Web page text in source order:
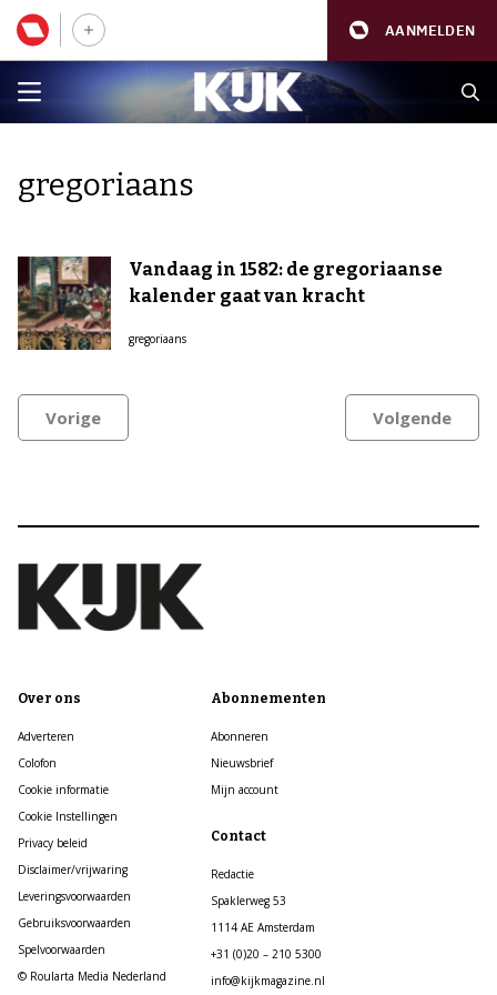
AANMELDEN
gregoriaans
Vandaag in 1582: de gregoriaanse
kalender gaat van kracht
gregoriaans
Vorige Volgende
Over ons
Adverteren
Colofon
Cookie informatie
Cookie Instellingen
Privacy beleid
Disclaimer/vrijwaring
Leveringsvoorwaarden
Gebruiksvoorwaarden
Spelvoorwaarden
© Roularta Media Nederland
Abonnementen
Abonneren
Nieuwsbrief
Mijn account
Contact
Redactie
Spaklerweg 53
1114 AE Amsterdam
+31 (0)20 – 210 5300
info@kijkmagazine.nl